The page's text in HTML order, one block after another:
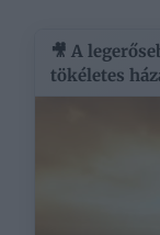
🎥 A
tökéletes